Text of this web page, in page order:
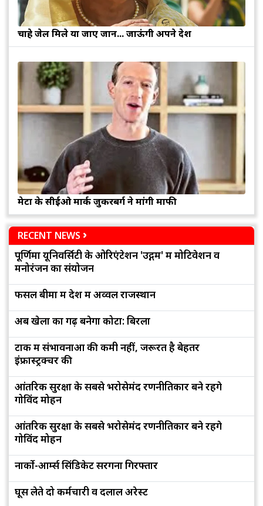
चाहे जेल मिले या जाए जान... जाऊंगी अपने देश
मेटा के सीईओ मार्क जुकरबर्ग ने मांगी माफी
RECENT NEWS
पूर्णिमा यूनिवर्सिटी के ओरिएंटेशन 'उद्गम' में मोटिवेशन व
मनोरंजन का संयोजन
फसल बीमा में देश में अव्वल राजस्थान
अब खेलों का गढ़ बनेगा कोटा: बिरला
टोंक में संभावनाओं की कमी नहीं, जरूरत है बेहतर
इंफ्रास्ट्रक्चर की
आंतरिक सुरक्षा के सबसे भरोसेमंद रणनीतिकार बने रहेंगे
गोविंद मोहन
आंतरिक सुरक्षा के सबसे भरोसेमंद रणनीतिकार बने रहेंगे
गोविंद मोहन
नार्को-आर्म्स सिंडिकेट सरगना गिरफ्तार
घूस लेते दो कर्मचारी व दलाल अरेस्ट